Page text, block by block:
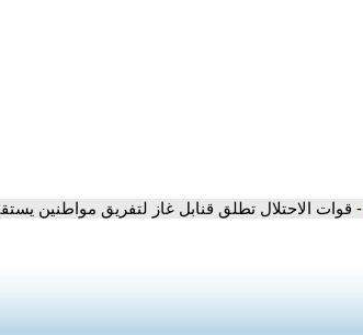
- قوات الاحتلال تطلق قنابل غاز لتفريق مواطنين